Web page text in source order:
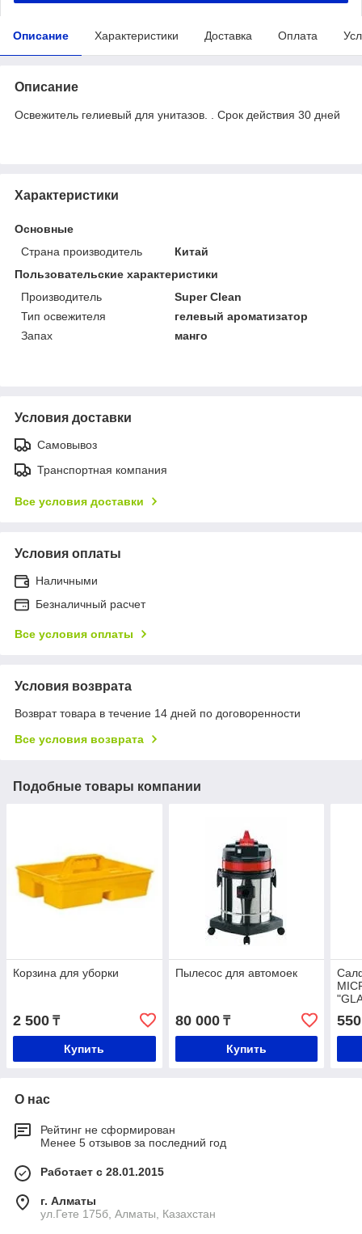
Описание Характеристики Доставка Оплата
Описание
Освежитель гелиевый для унитазов. . Срок действия 30 дней
Характеристики
Основные
Страна производитель
Китай
Пользовательские характеристики
Производитель
Super Clean
Тип освежителя
гелевый ароматизатор
Запах
манго
Условия доставки
Самовывоз
Транспортная компания
Все условия доставки
Условия оплаты
Наличными
Безналичный расчет
Все условия оплаты
Условия возврата
Возврат товара в течение 14 дней по договоренности
Все условия возврата
Подобные товары компании
Корзина для уборки
2 500 ₸
Купить
Пылесос для автомоек
80 000₸
Купить
550
О нас
Рейтинг не сформирован
Менее 5 отзывов за последний год
Работает с 28.01.2015
г. Алматы
ул.Гете 175б, Алматы, Казахстан